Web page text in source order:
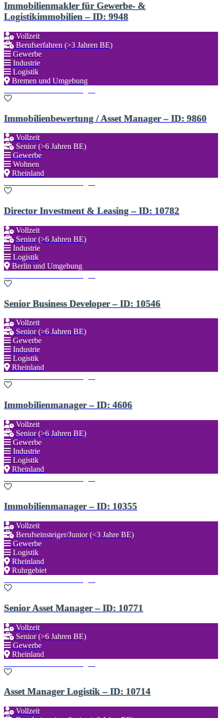
Immobilienmakler für Gewerbe- &
Logistikimmobilien – ID: 9948
Vollzeit
Berufserfahren (>3 Jahren BE)
Gewerbe
Industrie
Logistik
Bremen und Umgebung
Immobilienbewertung / Asset Manager – ID: 9860
Vollzeit
Senior (>6 Jahren BE)
Gewerbe
Wohnen
Rheinland
Director Investment & Leasing – ID: 10782
Vollzeit
Senior (>6 Jahren BE)
Industrie
Logistik
Berlin und Umgebung
Senior Business Developer – ID: 10546
Vollzeit
Senior (>6 Jahren BE)
Gewerbe
Industrie
Logistik
Rheinland
Immobilienmanager – ID: 4606
Vollzeit
Senior (>6 Jahren BE)
Gewerbe
Industrie
Logistik
Rheinland
Immobilienmanager – ID: 10355
Vollzeit
Berufseinsteiger/Junior (<3 Jahre BE)
Gewerbe
Logistik
Rheinland
Ruhrgebiet
Senior Asset Manager – ID: 10771
Vollzeit
Senior (>6 Jahren BE)
Gewerbe
Rheinland
Asset Manager Logistik – ID: 10714
Vollzeit